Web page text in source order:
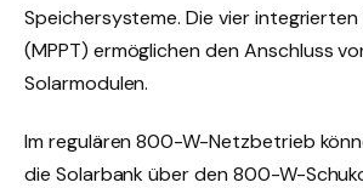
Speichersysteme. Die vier integrierten
(MPPT) ermöglichen den Anschluss
Solarmodulen.
Im regulären 800-W-Netzbetrieb
die Solarbank über den 800-W-